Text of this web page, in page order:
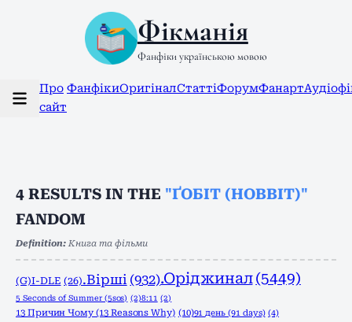
Фікманія
Фанфіки українською мовою
Про
сайт
ФанфікиОригіналСтаттіФорумФанарт
4 RESULTS IN THE "ҐОБІТ (HOBBIT)"
FANDOM
Definition: Книга та фільми
(G)I-DLE (26).Вірші (932).Оріджинал (5449)
5 Seconds of Summer (5sos) (2)8:11 (2)
13 Причин Чому (13 Reasons Why) (10)91 день (91 days) (4)